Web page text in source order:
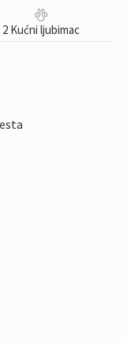
2 Kućni ljubimac